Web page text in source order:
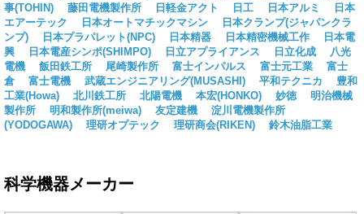
事(TOHIN)
藤田電機製作所 日軽金アクト 日工 日本アルミ
日本
エアーテック
日本オートマチックマシン
日本クランプ(ジャパンクラ
ンプ)
日本プラパレット(NPC) 日本精器 日本精密機械工作
日本電
興
日本電産シンポ(SHIMPO) 日立アプライアンス 日立化成
八光
電機
飯田鉄工所 尾崎製作所 富士インパルス 富士元工業
富士
倉
富士電機 武蔵エンジニアリング(MUSASHI) 平和テクニカ
豊和
工業(Howa)
北川鉄工所 北陽電機 本宏(HONKO) 妙徳
明治機械
製作所
明和製作所(meiwa) 友定建機
淀川電機製作所
(YODOGAWA)
理研オプテック 理研商会(RIKEN) 鈴木油脂工業
科学機器メーカー